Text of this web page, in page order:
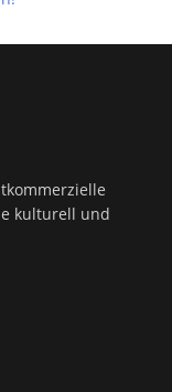
kulturell und